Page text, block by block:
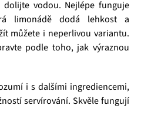
vodou. Nejlépe funguje
limonádě dodá lehkost a
můžete i neperlivou variantu.
podle toho, jak výraznou
i s dalšími ingrediencemi,
servírování. Skvěle fungují